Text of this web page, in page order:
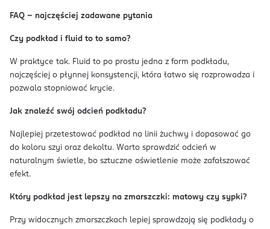
FAQ – najczęściej zadawane pytania
Czy podkład i fluid to to samo?
W praktyce tak. Fluid to po prostu jedna z form podkładu,
najczęściej o płynnej konsystencji, która łatwo się rozprowadza i
pozwala stopniować krycie.
Jak znaleźć swój odcień podkładu?
Najlepiej przetestować podkład na linii żuchwy i dopasować go
do koloru szyi oraz dekoltu. Warto sprawdzić odcień w
naturalnym świetle, bo sztuczne oświetlenie może zafałszować
efekt.
Który podkład jest lepszy na zmarszczki: matowy czy sypki?
Przy widocznych zmarszczkach lepiej sprawdzają się podkłady o